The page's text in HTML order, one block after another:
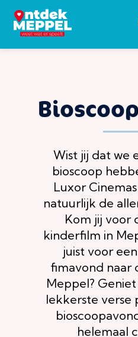
Wist jij dat we
bioscoop
Luxor
natuurlijk de
Kom jij voor
kinderfilm in
juist voor
fimavond naar
Meppel?
lekkerste verse
helemaal